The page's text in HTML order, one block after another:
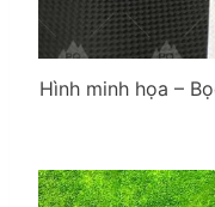
Hình minh họa –